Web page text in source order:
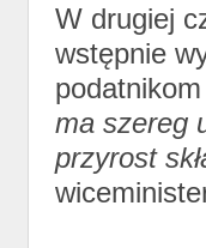
W drugiej
wstępnie
ma szereg
przyrost